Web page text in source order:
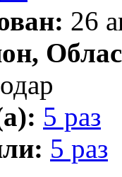
26
5 раз
5 раз